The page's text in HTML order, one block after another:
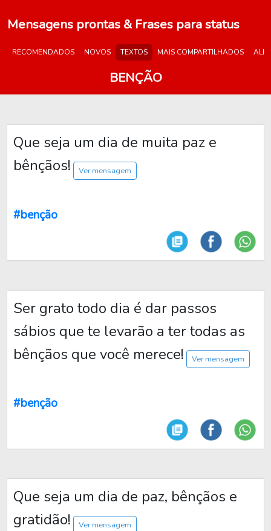
Mensagens prontas & Frases para status
RECOMENDADOS NOVOS TEXTOS MAIS COMPARTILHADOS
BENÇÃO
Que seja um dia de muita paz e
bênçãos!
Ver mensagem
#benção
Ser grato todo dia é dar passos
sábios que te levarão a ter todas as
bênçãos que você merece!
Ver mensagem
#benção
Que seja um dia de paz, bênçãos e
gratidão!
Ver mensagem